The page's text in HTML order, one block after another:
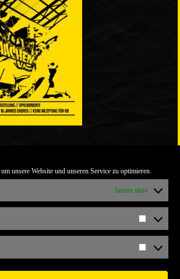
unsere Website und unseren Service zu optimieren.
Immer aktiv
YELLOW CONNECTION
MAN NICHT